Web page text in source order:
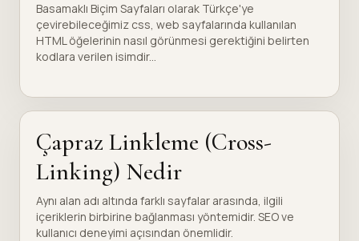
Basamaklı Biçim Sayfaları olarak Türkçe'ye
çevirebileceğimiz css, web sayfalarında kullanılan
HTML öğelerinin nasıl görünmesi gerektiğini belirten
kodlara verilen isimdir...
Çapraz Linkleme (Cross-
Linking) Nedir
Aynı alan adı altında farklı sayfalar arasında, ilgili
içeriklerin birbirine bağlanması yöntemidir. SEO ve
kullanıcı deneyimi açısından önemlidir.